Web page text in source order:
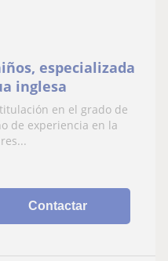
especializada
inglesa
en el grado de
de experiencia en la
Contactar